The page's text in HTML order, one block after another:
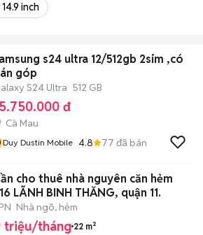
14.9 inch
s24 ultra 12/512gb 2sim ,có
góp
S24 Ultra 512 GB
đ
Cà Mau
Duy Dustin Mobile 4.8 77 đã bán
cho thuê nhà nguyên căn hẻm
LÃNH BINH THĂNG, quận 11.
Nhà ngõ, hẻm
triệu/tháng 22 m²